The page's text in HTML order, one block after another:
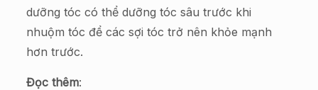
dưỡng tóc có thể dưỡng tóc sâu trước khi
nhuộm tóc để các sợi tóc trở nên khỏe mạnh
hơn trước.
Đọc thêm: